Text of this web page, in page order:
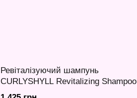
Ревіталізуючий шампунь
CURLYSHYLL Revitalizing Shampoo
360 мл